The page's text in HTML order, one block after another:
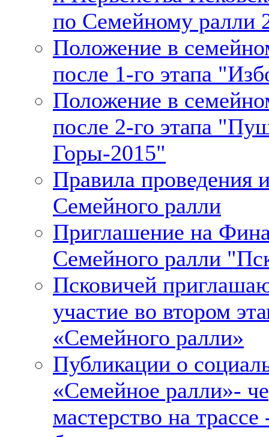
по Семейному ралли
Положение в
после 1-го этапа
Положение в
после 2-го этапа
Горы-2015"
Правила проведения
Cемейного ралли
Приглашение на
Семейного ралли
Псковичей
участие во втором
«Семейного ралли»
Публикации о
«Семейное ралли»-
мастерство на трассе